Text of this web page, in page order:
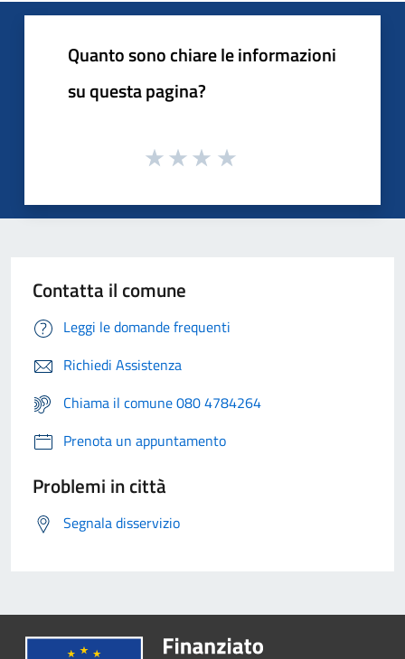
Quanto sono chiare le informazioni
su questa pagina?
Contatta il comune
Leggi le domande frequenti
Richiedi Assistenza
Chiama il comune 080 4784264
Prenota un appuntamento
Problemi in città
Segnala disservizio